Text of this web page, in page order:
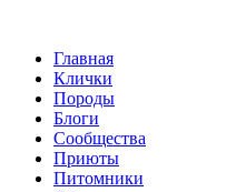
Главная
Клички
Породы
Блоги
Сообщества
Приюты
Питомники